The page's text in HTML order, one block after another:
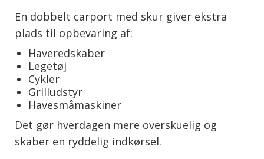
En dobbelt carport med skur giver ekstra
plads til opbevaring af:
Haveredskaber
Legetøj
Cykler
Grilludstyr
Havesmåmaskiner
Det gør hverdagen mere overskuelig og
skaber en ryddelig indkørsel.